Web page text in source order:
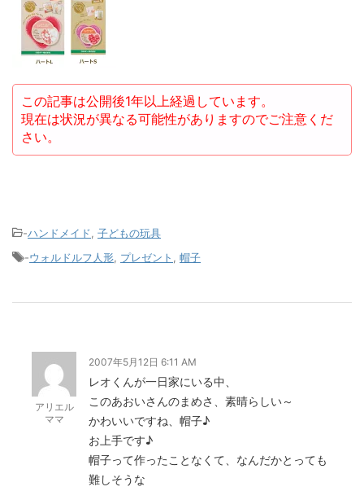
この記事は公開後1年以上経過しています。
現在は状況が異なる可能性がありますのでご注意くだ
さい。
-ハンドメイド 子どもの玩具
-ウォルドルフ人形 プレゼント 帽子
アリエル
ママ
2007年5月12日 6:11 AM
レオくんが一日家にいる中、
このあおいさんのまめさ、素晴らしい～
かわいいですね、帽子♪
お上手です♪
帽子って作ったことなくて、なんだかとっても
難しそうな